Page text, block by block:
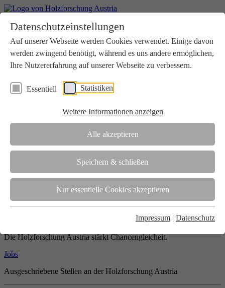
Datenschutzeinstellungen
Auf unserer Webseite werden Cookies verwendet. Einige davon
werden zwingend benötigt, während es uns andere ermöglichen,
Ihre Nutzererfahrung auf unserer Webseite zu verbessern.
Essentiell Statistiken
Weitere Informationen anzeigen
Alle akzeptieren
Speichern & schließen
Nur essentielle Cookies akzeptieren
Impressum | Datenschutz
Aktuelles
Downloads
Kontakt
Login
Verein
Wir unterstützen die Interessen der Holzbranche in enger
Zusammenarbeit mit Wissenschaft und Wirtschaft.
Die Holzforschung Austria ist akkreditierte Prüf-, Inspektions- und
Team
Unsere gesamte Kompetenz ist in unseren Mitarbeiter:innen
gebündelt
Die Holzforschung Austria stärkt Chancengleicheit.
Jobs
Ausgeschriebene Stellen an der Holzforschung Austria